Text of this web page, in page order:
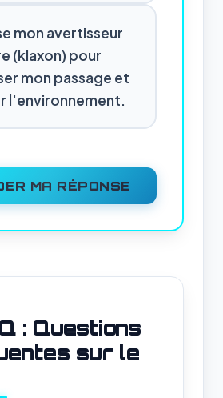
mon avertisseur
(klaxon) pour
mon passage et
l'environnement.
MA RÉPONSE
: Questions
sur le